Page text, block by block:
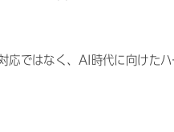
応ではなく、AI時代に向けた